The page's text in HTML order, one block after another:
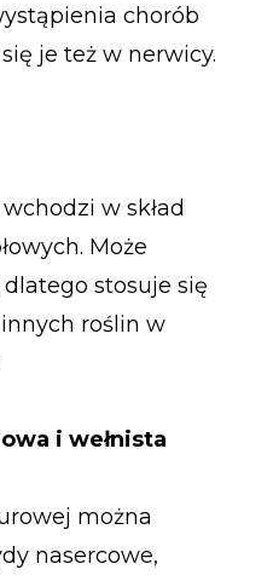
chorób
je też w nerwicy.
w skład
Może
stosuje się
roślin w
i wełnista
można
nasercowe,